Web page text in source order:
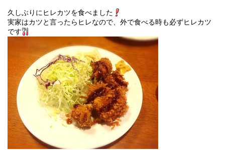
久しぶりにヒレカツを食べました
実家はカツと言ったらヒレなので、外で食べる時も必ずヒレカツ
です